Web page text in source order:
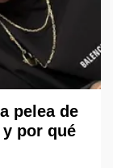
pelea de
por qué